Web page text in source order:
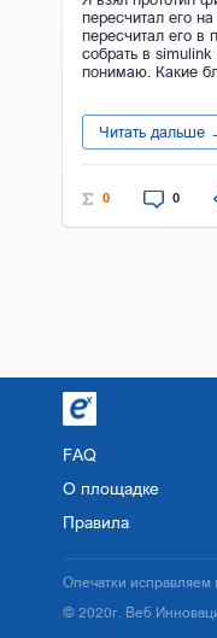
пересчитал его
пересчитал его в
собрать в
понимаю. Какие
Читать дальше
0 0
FAQ
О площадке
Правила
© 2020г. Веб
Опечатки исправляем